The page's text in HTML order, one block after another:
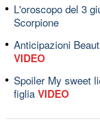
L'oroscopo del 3
Scorpione
Anticipazioni
VIDEO
Spoiler My sweet
figlia VIDEO